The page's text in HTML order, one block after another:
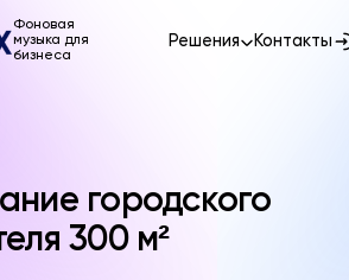
Фоновая
музыка для
бизнеса
Решения Контакты
городского
300 м²